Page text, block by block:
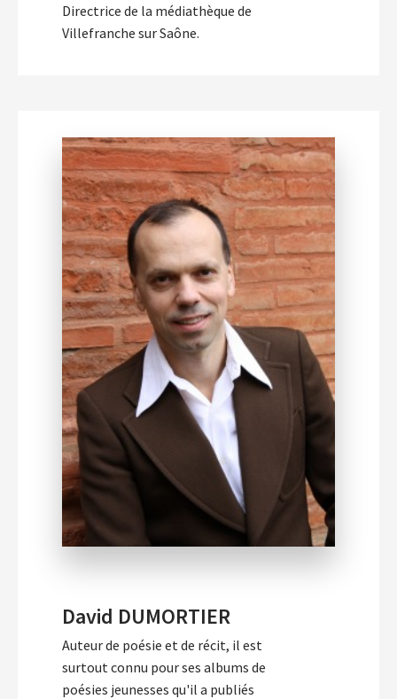
Directrice de la médiathèque de
Villefranche sur Saône.
David DUMORTIER
Auteur de poésie et de récit, il est
surtout connu pour ses albums de
poésies jeunesses qu'il a publiés